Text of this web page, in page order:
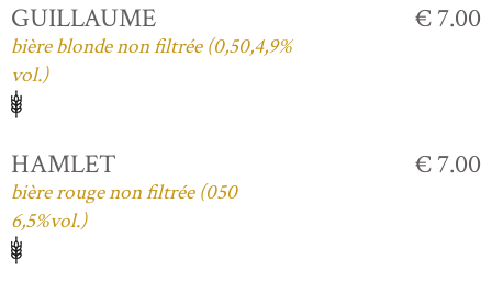
GUILLAUME
bière blonde non filtrée (0,50,4,9%
vol.)
€ 7.00
HAMLET
bière rouge non filtrée (050
6,5%vol.)
€ 7.00